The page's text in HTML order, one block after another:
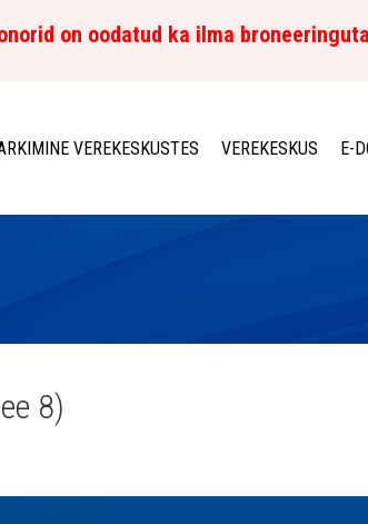
on oodatud ka ilma
VEREKESKUSTES VEREKESKUS E-
8)